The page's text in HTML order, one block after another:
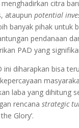
citra
ataupunpotential
banyak pihak untuk
pendanaan
PAD yang
ini diharapkan bisa
laba yang dihitung
rencanastrategic
Glory’.